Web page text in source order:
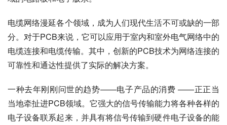
电缆网络漫延各个领域，成为人们现代生活不可或缺的一部
分。对于PCB来说，它可以应用于室内和室外电气网络中的
电缆连接和电缆传输。其中，创新的PCB技术为网络连接的
可靠性和通达性提供了实际的解决方案。
一种去年刚刚问世的趋势——电子产品的消费 ——正正当
当地牵扯进PCB领域。它强大的信号传输能力将各种各样的
电子设备联系起来，并具有将信号传输到硬件电子设备的能